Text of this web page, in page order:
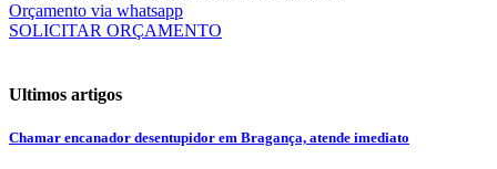
Orçamento via whatsapp
SOLICITAR ORÇAMENTO
Ultimos artigos
Chamar encanador desentupidor em Bragança, atende imediato